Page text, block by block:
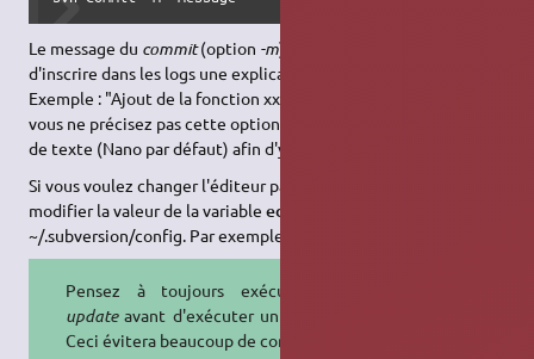
Le message du commit(option -m) est obligatoire, il permet
d'inscrire dans les logs une explication des modifications.
Exemple : "Ajout de la fonction xxx dans le fichier xxx, …". Si
vous ne précisez pas cette option, SVN vous ouvre un éditeur
de texte (Nano par défaut) afin d'y inscrire ce message.
Si vous voulez changer l'éditeur par défaut (Nano), il faut
modifier la valeur de la variableeditor-cmd
~/.subversion/config. Par exemple
Pensez à toujours exécuter un
updateavant d'exécuter un
Ceci évitera beaucoup de conflit.